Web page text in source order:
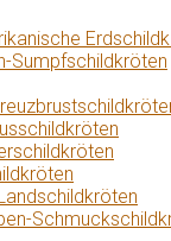
Sumpfschildkröten